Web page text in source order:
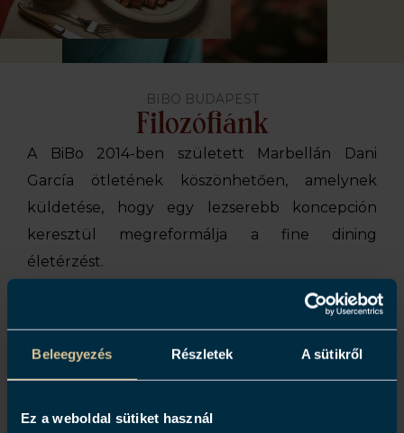
Beleegyezés Részletek A sütikről
Ez a weboldal sütiket használ
BIBO BUDAPEST
Filozófiánk
A BiBo 2014-ben született Marbellán Dani
García ötletének köszönhetően, amelynek
küldetése, hogy egy lezserebb koncepción
keresztül megreformálja a fine dining
életérzést.
A BiBo olyan tér, amelyben egyszerre ötvöződik
a séf andalúz öröksége az utazásai során
fogyaszt.